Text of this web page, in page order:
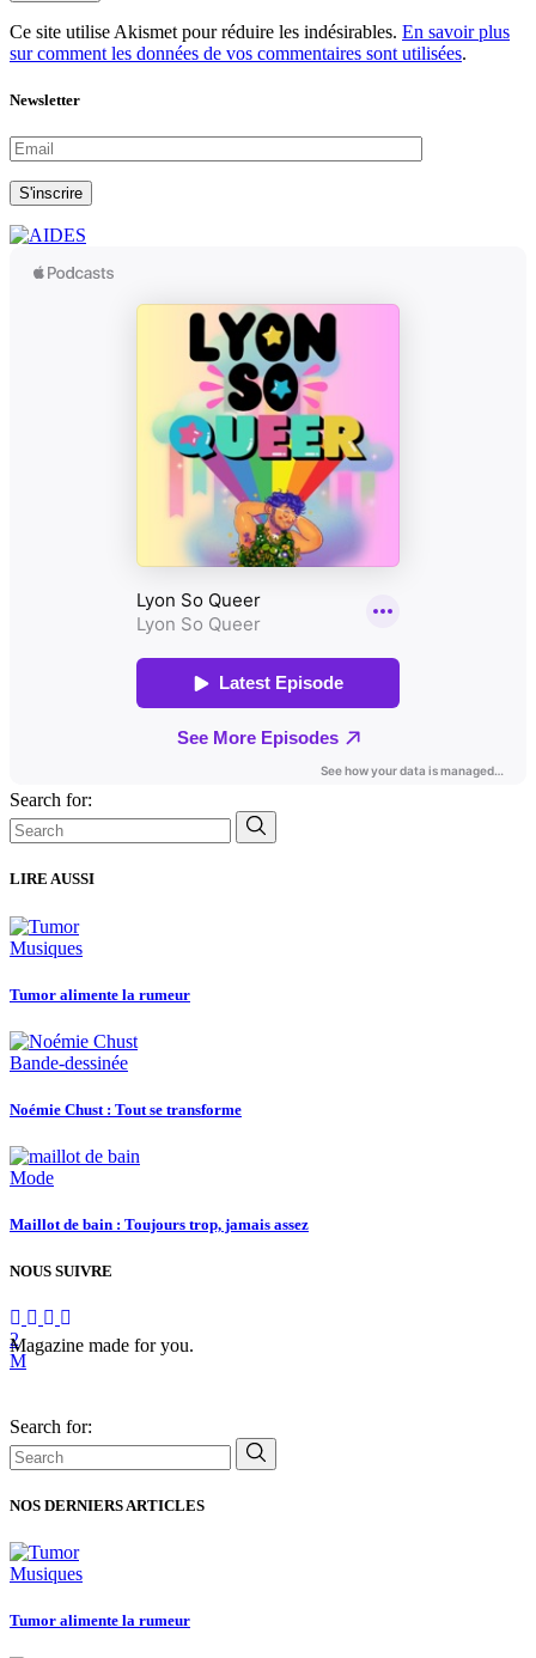
Ce site utilise Akismet pour réduire les indésirables. En savoir plus
sur comment les données de vos commentaires sont utilisées.
Newsletter
S'inscrire
Search for:
LIRE AUSSI
Musiques
Tumor alimente la rumeur
Bande-dessinée
Noémie Chust : Tout se transforme
Mode
Maillot de bain : Toujours trop, jamais assez
NOUS SUIVRE
Magazine made for you.
Search for:
NOS DERNIERS ARTICLES
Musiques
Tumor alimente la rumeur